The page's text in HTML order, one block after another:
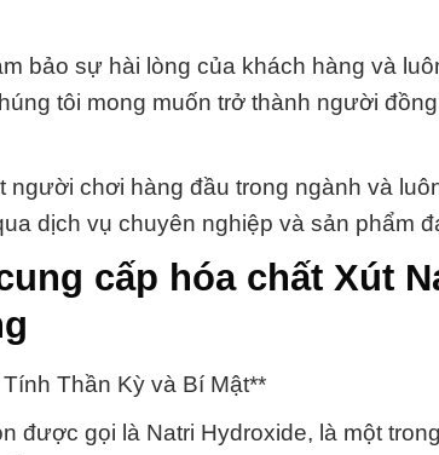
bảo sự hài lòng của khách hàng và
tôi mong muốn trở thành người
chơi hàng đầu trong ngành và
dịch vụ chuyên nghiệp và sản phẩm
cấp hóa chất Xút
Thần Kỳ và Bí Mật**
được gọi là Natri Hydroxide, là một